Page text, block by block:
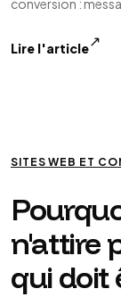
conversion :
Lire l'article↗
SITES WEB ET
n'attire
qui doit